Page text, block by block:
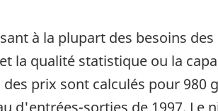
à la plupart des besoins
la qualité statistique ou la
prix sont calculés pour
d'entrées-sorties de 1997. Le